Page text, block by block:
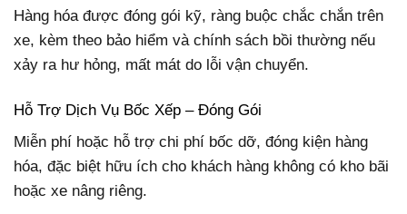
Hàng hóa được đóng gói kỹ, ràng buộc chắc chắn trên
xe, kèm theo bảo hiểm và chính sách bồi thường nếu
xảy ra hư hỏng, mất mát do lỗi vận chuyển.
Hỗ Trợ Dịch Vụ Bốc Xếp – Đóng Gói
Miễn phí hoặc hỗ trợ chi phí bốc dỡ, đóng kiện hàng
hóa, đặc biệt hữu ích cho khách hàng không có kho bãi
hoặc xe nâng riêng.